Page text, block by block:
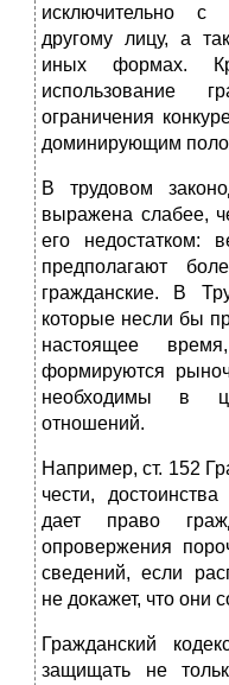
исключительно с
другому лицу, а
иных формах.
использование
ограничения
доминирующим
В трудовом
выражена слабее,
его недостатком:
предполагают
гражданские. В
которые несли бы
настоящее
формируются
необходимы в
отношений.
Например, ст. 152
чести,
дает право
опровержения
сведений, если
не докажет, что они
Гражданский
защищать не